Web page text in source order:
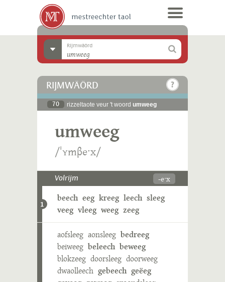
Rijmwäörd
RIJMWÄÖRD
70 rizzeltaote veur 't woord umweeg
umweeg
/ˈʏmβeˑx/
Volrijm -eˑx
1
beech eeg kreeg leech sleeg
veeg vleeg weeg zeeg
aofsleeg aonsleeg bedreeg
beiweeg beleech beweeg
blokzeeg doorsleeg doorweeg
dwaolleech gebeech geëeg